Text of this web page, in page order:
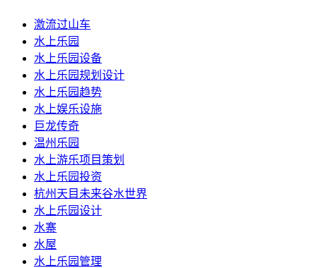
激流过山车
水上乐园
水上乐园设备
水上乐园规划设计
水上乐园趋势
水上娱乐设施
巨龙传奇
温州乐园
水上游乐项目策划
水上乐园投资
杭州天目未来谷水世界
水上乐园设计
水寨
水屋
水上乐园管理